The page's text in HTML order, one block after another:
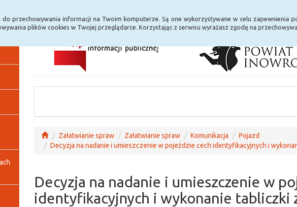
przechowywania informacji na Twoim komputerze. Są one wykorzystywane w celu zapewnienia
plików cookies w Twojej przeglądarce. Korzystając z serwisu wyrażasz zgodę na
Załatwianie spraw Załatwianie spraw Komunikacja
Pojazd
Decyzja na nadanie i umieszczenie w pojeździe cech identyfikacyjnych i
Decyzja na nadanie i umieszczenie w
identyfikacyjnych i wykonanie tabliczki